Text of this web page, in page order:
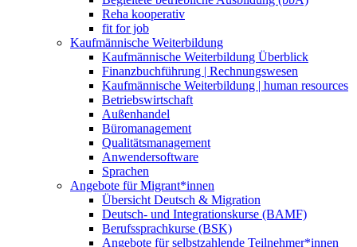
Reha kooperativ
fit for job
Kaufmännische Weiterbildung
Kaufmännische Weiterbildung Überblick
Finanzbuchführung | Rechnungswesen
Kaufmännische Weiterbildung | human resources
Betriebswirtschaft
Außenhandel
Büromanagement
Qualitätsmanagement
Anwendersoftware
Sprachen
Angebote für Migrant*innen
Übersicht Deutsch & Migration
Deutsch- und Integrationskurse (BAMF)
Berufssprachkurse (BSK)
Angebote für selbstzahlende Teilnehmer*innen